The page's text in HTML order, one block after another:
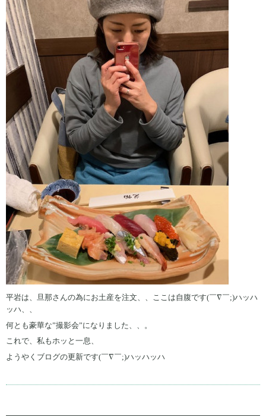
平岩は、旦那さんの為にお土産を注文、、ここは自腹です(￣∇￣;)ハッハ
ッハ、、
何とも豪華な”撮影会”になりました、、。
これで、私もホッと一息、
ようやくブログの更新です(￣∇￣;)ハッハッハ